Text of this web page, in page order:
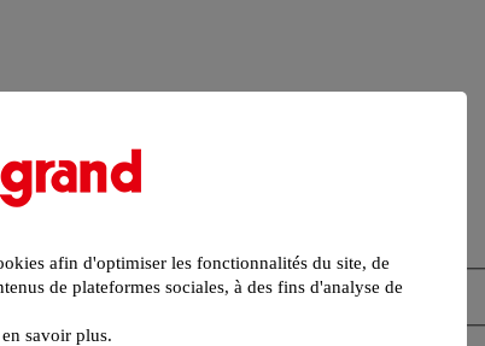
afin d'optimiser les fonctionnalités du site, de
de plateformes sociales, à des fins d'analyse de
savoir plus.